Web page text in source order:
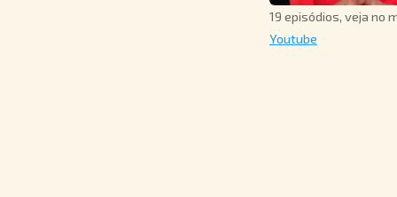
19 episódios, veja no
Youtube